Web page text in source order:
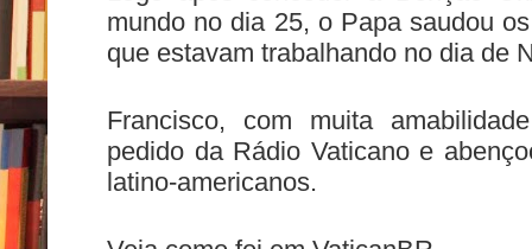
mundo no dia 25, o Papa saudou
que estavam trabalhando no dia de
Francisco, com muita
pedido da Rádio Vaticano e
latino-americanos.